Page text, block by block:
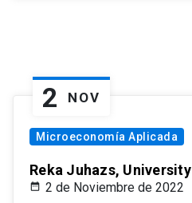
2 NOV
Microeconomía Aplicada
Reka Juhazs,
2 de Noviembre de 2022